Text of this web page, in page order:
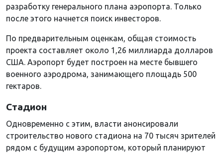
разработку генерального плана аэропорта. Только
после этого начнется поиск инвесторов.
По предварительным оценкам, общая стоимость
проекта составляет около 1,26 миллиарда долларов
США. Аэропорт будет построен на месте бывшего
военного аэродрома, занимающего площадь 500
гектаров.
Стадион
Одновременно с этим, власти анонсировали
строительство нового стадиона на 70 тысяч зрителей
рядом с будущим аэропортом, который планируют